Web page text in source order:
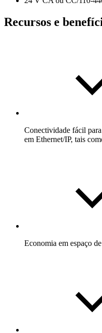
Recursos e
Conectividade fácil para
em Ethernet/IP, tais
Economia em espaço